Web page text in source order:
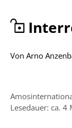
Von Arno
Lesedauer: ca. 4